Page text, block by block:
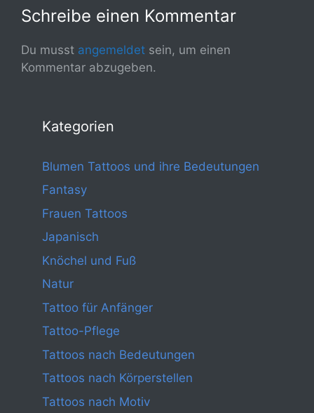
Schreibe einen Kommentar
Du musst angemeldet sein, um einen
Kommentar abzugeben.
Kategorien
Blumen Tattoos und ihre Bedeutungen
Fantasy
Frauen Tattoos
Japanisch
Knöchel und Fuß
Natur
Tattoo für Anfänger
Tattoo-Pflege
Tattoos nach Bedeutungen
Tattoos nach Körperstellen
Tattoos nach Motiv